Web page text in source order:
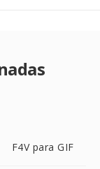
F4V para GIF